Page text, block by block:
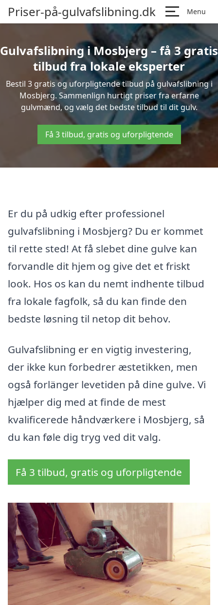
Priser-på-gulvafslibning.dk Menu
Gulvafslibning i Mosbjerg – få 3 gratis
tilbud fra lokale eksperter
Bestil 3 gratis og uforpligtende tilbud på gulvafslibning i
Mosbjerg. Sammenlign hurtigt priser fra erfarne
gulvmænd, og vælg det bedste tilbud til dit gulv.
Få 3 tilbud, gratis og uforpligtende
Er du på udkig efter professionel
gulvafslibning i Mosbjerg? Du er kommet
til rette sted! At få slebet dine gulve kan
forvandle dit hjem og give det et friskt
look. Hos os kan du nemt indhente tilbud
fra lokale fagfolk, så du kan finde den
bedste løsning til netop dit behov.
Gulvafslibning er en vigtig investering,
der ikke kun forbedrer æstetikken, men
også forlänger levetiden på dine gulve. Vi
hjælper dig med at finde de mest
kvalificerede håndværkere i Mosbjerg, så
du kan føle dig tryg ved dit valg.
Få 3 tilbud, gratis og uforpligtende